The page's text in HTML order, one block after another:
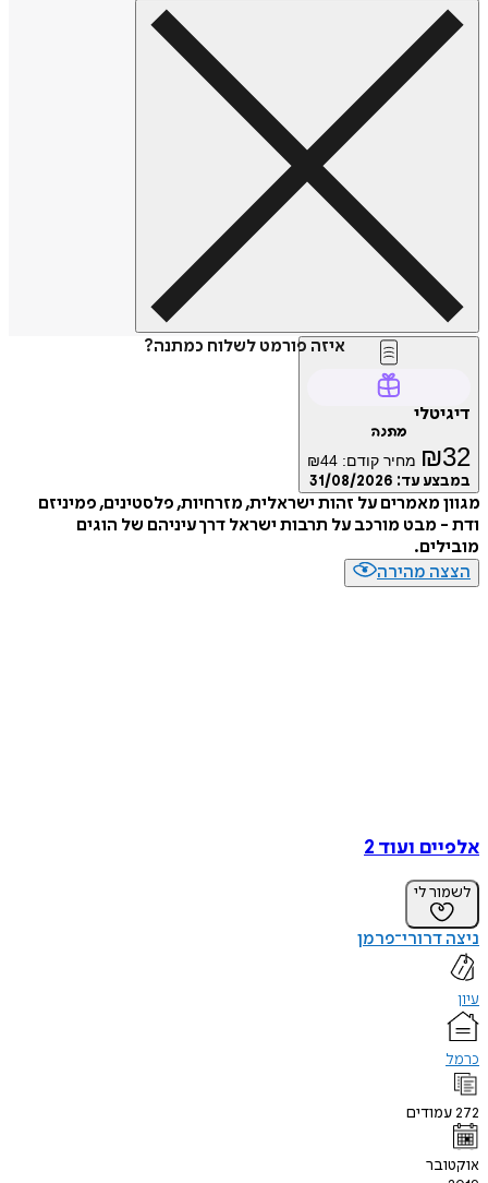
איזה פורמט לשלוח כמתנה?
דיגיטלי
מתנה
₪32 מחיר קודם: ₪44
במבצע עד: 31/08/2026
מגוון מאמרים על זהות ישראלית, מזרחיות, פלסטינים, פמיניזם
ודת - מבט מורכב על תרבות ישראל דרך עיניהם של הוגים
מובילים.
הצצה מהירה
אלפיים ועוד 2
לשמור לי
ניצה דרורי־פרמן
עיון
כרמל
272עמודים
אוקטובר